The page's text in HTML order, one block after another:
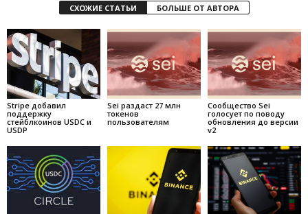
СХОЖИЕ СТАТЬИ БОЛЬШЕ ОТ АВТОРА
Stripe добавил
поддержку
стейблкоинов USDC и
USDP
Sei раздаст 27 млн
токенов
пользователям
Сообщество Sei
голосует по поводу
обновления до версии
v2